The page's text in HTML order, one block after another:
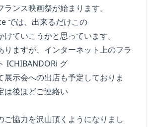
ンス映画祭が始まります。
では、出来るだけこの
ていこうかと思っています。
ますが、インターネット上のフラ
ICHIBANDORi グ
示会への出店も予定しておりま
は後ほどご連絡い
協力を沢山頂くようになりまし